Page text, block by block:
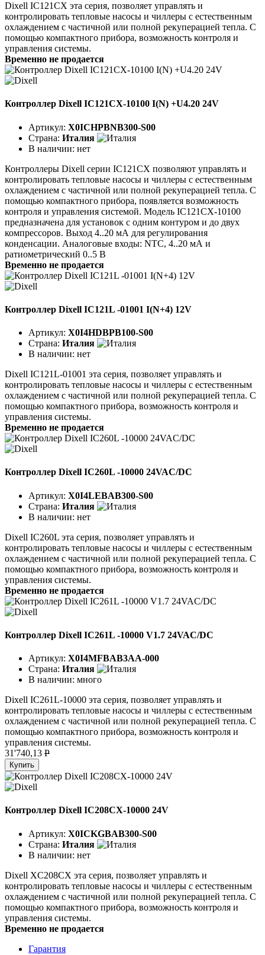
Dixell IC121CX эта серия, позволяет управлять и
контролировать тепловые насосы и чиллеры с естественным
охлаждением с частичной или полной рекуперацией тепла. С
помощью компактного прибора, возможность контроля и
управления системы.
Временно не продается
Контроллер Dixell IC121CX-10100 I(N) +U4.20 24V
Артикул: X0ICHPBNB300-S00
Страна: Италия
В наличии: нет
Контроллеры Dixell серии IC121CX позволяют управлять и
контролировать тепловые насосы и чиллеры с естественным
охлаждением с частичной или полной рекуперацией тепла. С
помощью компактного прибора, появляется возможность
контроля и управления системой. Модель IC121CX-10100
предназначена для установок с одним контуром и до двух
компрессоров. Выход 4..20 мА для регулирования
конденсации. Аналоговые входы: NTC, 4..20 мА и
ратиометрический 0..5 В
Временно не продается
Контроллер Dixell IC121L -01001 I(N+4) 12V
Артикул: X0I4HDBPB100-S00
Страна: Италия
В наличии: нет
Dixell IC121L-01001 эта серия, позволяет управлять и
контролировать тепловые насосы и чиллеры с естественным
охлаждением с частичной или полной рекуперацией тепла. С
помощью компактного прибора, возможность контроля и
управления системы.
Временно не продается
Контроллер Dixell IC260L -10000 24VAC/DC
Артикул: X0I4LEBAB300-S00
Страна: Италия
В наличии: нет
Dixell IC260L эта серия, позволяет управлять и
контролировать тепловые насосы и чиллеры с естественным
охлаждением с частичной или полной рекуперацией тепла. С
помощью компактного прибора, возможность контроля и
управления системы.
Временно не продается
Контроллер Dixell IC261L -10000 V1.7 24VAC/DC
Артикул: X0I4MFBAB3AA-000
Страна: Италия
В наличии: много
Dixell IC261L-10000 эта серия, позволяет управлять и
контролировать тепловые насосы и чиллеры с естественным
охлаждением с частичной или полной рекуперацией тепла. С
помощью компактного прибора, возможность контроля и
управления системы.
31'740,13 P
Купить
Контроллер Dixell IC208CX-10000 24V
Артикул: X0ICKGBAB300-S00
Страна: Италия
В наличии: нет
Dixell XC208CX эта серия, позволяет управлять и
контролировать тепловые насосы и чиллеры с естественным
охлаждением с частичной или полной рекуперацией тепла. С
помощью компактного прибора, возможность контроля и
управления системы.
Временно не продается
Гарантия